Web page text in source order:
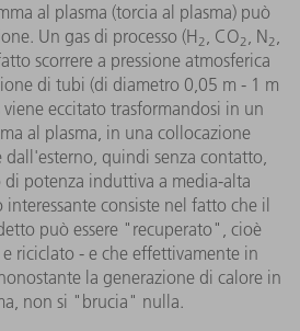
al plasma (torcia al plasma) può
Un gas di processo (H2, CO2, N2,
scorrere a pressione atmosferica
di tubi (di diametro 0,05 m - 1 m
viene eccitato trasformandosi in un
al plasma, in una collocazione
dall'esterno, quindi senza contatto,
potenza induttiva a media-alta
consiste nel fatto che il
può essere "recuperato", cioè
riciclato - e che effettivamente in
la generazione di calore in
non si "brucia" nulla.